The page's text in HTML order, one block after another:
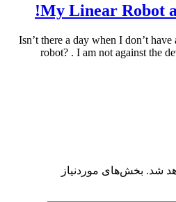
My Linear Robot
Isn’t there a day when I don’t
robot? . I am not against the
شد. بخش‌های موردنیاز